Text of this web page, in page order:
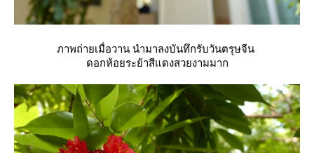
ภาพถ่ายเมื่อวาน นำมาลงบันทึกรับวันตรุษจีน
ดอกห้อยระย้าสีแดงสวยงามมาก